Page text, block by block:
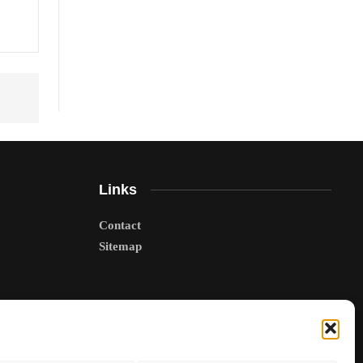
Links
Contact
Sitemap